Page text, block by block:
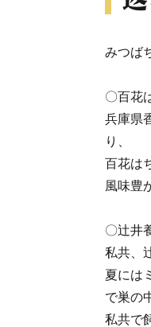
みつば
〇百花
兵庫県
り、
百花は
風味豊
〇辻井
私共、
夏には
で巣の
私共で